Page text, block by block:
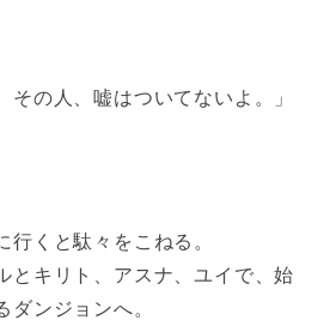
その人、嘘はついてないよ。」
行くと駄々をこねる。
とキリト、アスナ、ユイで、始
ダンジョンへ。